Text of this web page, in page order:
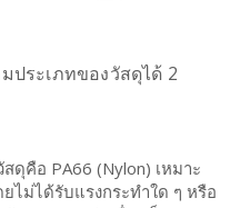
ประเภทของวัสดุได้ 2
ดุคือ PA66 (Nylon) เหมาะ
ไม่ได้รับแรงกระทำใด ๆ หรือ